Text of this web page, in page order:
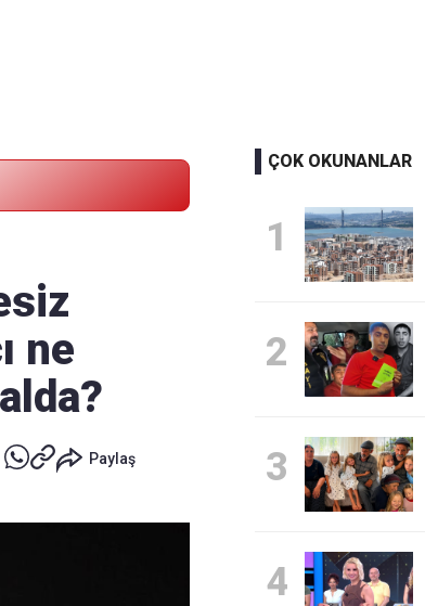
ne
Paylaş
ÇOK OKUNANLAR
1
2
3
4